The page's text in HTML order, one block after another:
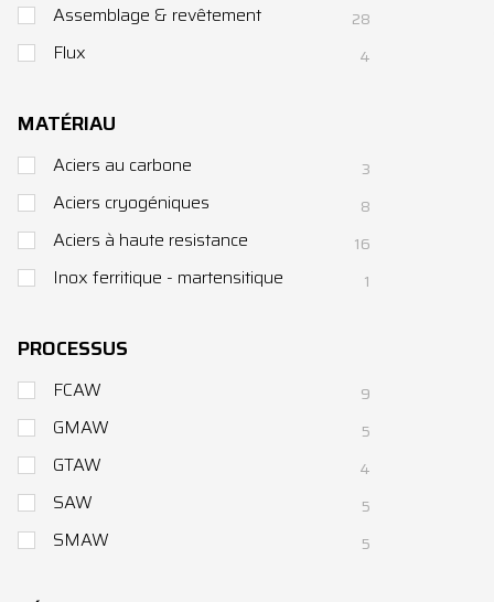
Assemblage & revêtement 28
Flux 4
MATÉRIAU
Aciers au carbone 3
Aciers cryogéniques 8
Aciers à haute resistance 16
Inox ferritique - martensitique 1
PROCESSUS
FCAW 9
GMAW 5
GTAW 4
SAW 5
SMAW 5